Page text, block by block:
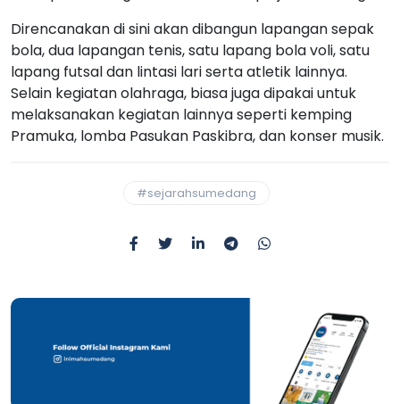
Direncanakan di sini akan dibangun lapangan sepak
bola, dua lapangan tenis, satu lapang bola voli, satu
lapang futsal dan lintasi lari serta atletik lainnya.
Selain kegiatan olahraga, biasa juga dipakai untuk
melaksanakan kegiatan lainnya seperti kemping
Pramuka, lomba Pasukan Paskibra, dan konser musik.
#sejarahsumedang